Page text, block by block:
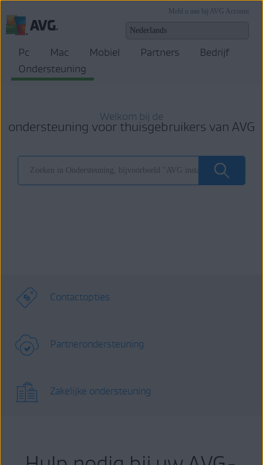
Meld u aan bij AVG Account
Pc Mac Mobiel Partners
Bedrijf
Ondersteuning
Welkom bij de
ondersteuning voor thuisgebruikers van AVG
Contactopties
Partnerondersteuning
Zakelijke ondersteuning